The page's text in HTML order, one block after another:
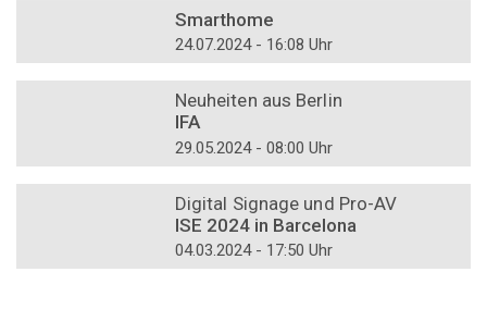
Smarthome
24.07.2024 - 16:08 Uhr
Neuheiten aus Berlin
IFA
29.05.2024 - 08:00 Uhr
Digital Signage und Pro-AV
ISE 2024 in Barcelona
04.03.2024 - 17:50 Uhr